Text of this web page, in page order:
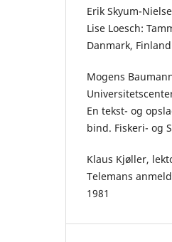
Erik Skyum-
Lise Loesch:
Danmark,
Mogens
En tekst- og
bind. Fiskeri- og
Klaus Kjøller,
Telemans
1981